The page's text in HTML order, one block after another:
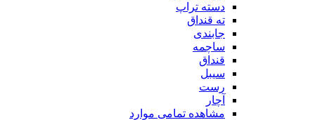
دسته تراپ
ته قنداق
جابندی
ساچمه
قنداق
سیبل
رست
آچار
مشاهده تمامی موارد